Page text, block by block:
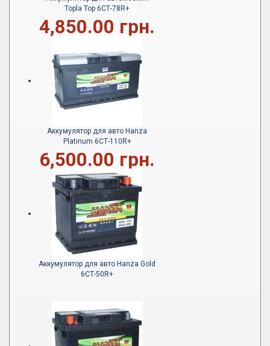
Topla Top 6СТ-78R+
4,850.00 грн.
Аккумулятор для авто Hanza
Platinum 6СТ-110R+
6,500.00 грн.
Аккумулятор для авто Hanza Gold
6СТ-50R+